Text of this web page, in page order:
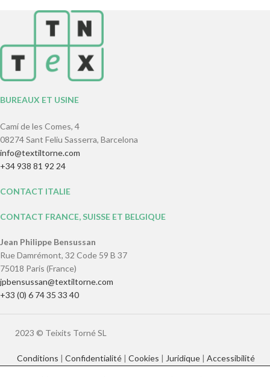
BUREAUX ET USINE
Camí de les Comes, 4
08274 Sant Feliu Sasserra, Barcelona
info@textiltorne.com
+34 938 81 92 24
CONTACT ITALIE
CONTACT FRANCE, SUISSE ET BELGIQUE
Jean Philippe Bensussan
Rue Damrémont, 32 Code 59 B 37
75018 Paris (France)
jpbensussan@textiltorne.com
+33 (0) 6 74 35 33 40
2023 © Teixits Torné SL
Conditions | Confidentialité| Cookies | Juridique| Accessibilité